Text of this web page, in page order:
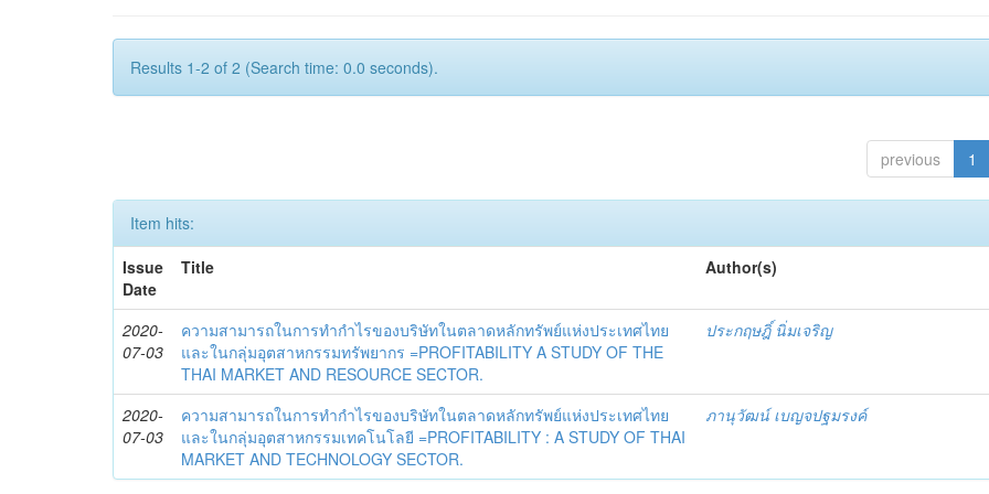
Results 1-2 of 2 (Search time: 0.0 seconds).
previous 1
Item hits:
Issue
Date
Title Author(s)
2020-
07-03
ความสามารถในการทำกำไรของบริษัทในตลาดหลักทรัพย์แห่งประเทศไทย
และในกลุ่มอุตสาหกรรมทรัพยากร =PROFITABILITY A STUDY OF THE
THAI MARKET AND RESOURCE SECTOR.
ประกฤษฎิ์ นิ่มเจริญ
2020-
07-03
ความสามารถในการทำกำไรของบริษัทในตลาดหลักทรัพย์แห่งประเทศไทย
และในกลุ่มอุตสาหกรรมเทคโนโลยี =PROFITABILITY : A STUDY OF THAI
MARKET AND TECHNOLOGY SECTOR.
ภานุวัฒน์ เบญจปฐมรงค์